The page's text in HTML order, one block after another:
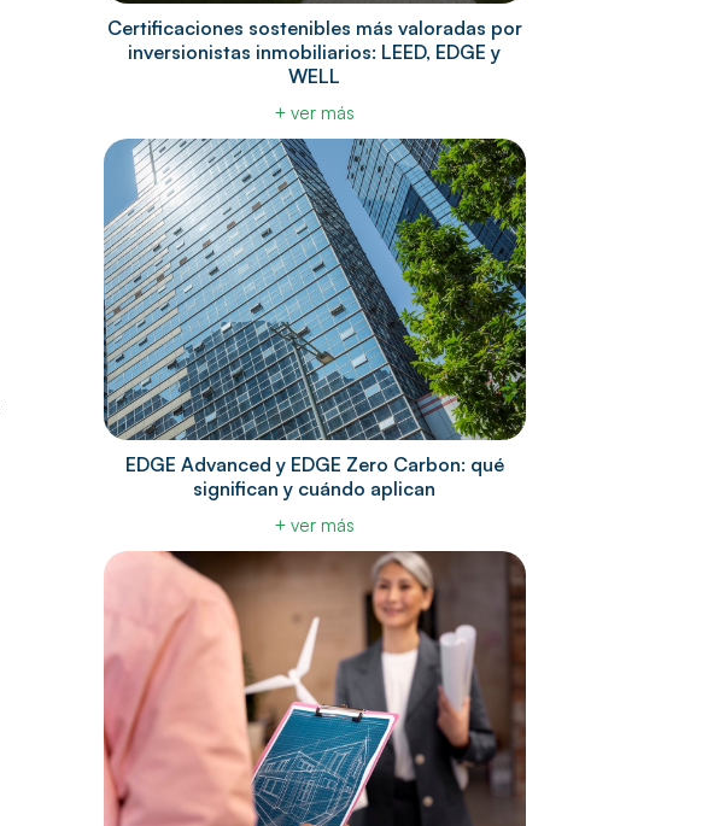
Certificaciones sostenibles más valoradas por
inversionistas inmobiliarios: LEED, EDGE y
WELL
+ ver más
EDGE Advanced y EDGE Zero Carbon: qué
significan y cuándo aplican
+ ver más